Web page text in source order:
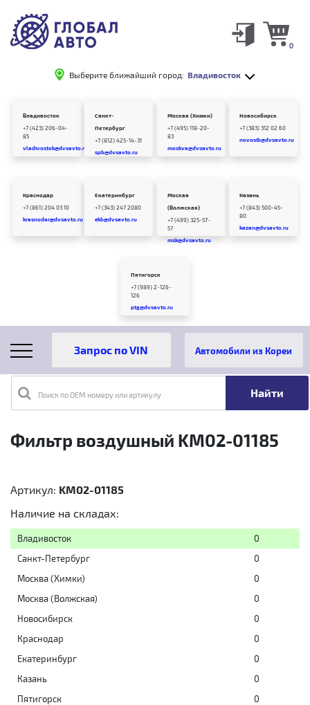
Выберите ближайший город: Владивосток
0
Владивосток
+7 (423) 206-04-
85
vladivostok@dvsavto.ru
Санкт-
Петербург
+7 (812) 425-14-31
spb@dvsavto.ru
Москва (Химки)
+7 (495) 118-20-
83
moskva@dvsavto.ru
Новосибирск
+7 (383) 312 02 60
novosib@dvsavto.ru
Краснодар
+7 (861) 204 03 10
krasnodar@dvsavto.ru
Екатеринбург
+7 (343) 247 2080
ekb@dvsavto.ru
Москва
(Волжская)
+7 (499) 325-57-
57
msk@dvsavto.ru
Казань
+7 (843) 500-45-
80
kazan@dvsavto.ru
Пятигорск
+7 (989) 2-126-
126
ptg@dvsavto.ru
Поиск по OEM номеру или артикулу
Автомобили из Кореи
Главная Каталог товаров Фильтр воздушный KM02-01185
Фильтр воздушный KM02-01185
Артикул: KM02-01185
Наличие на складах:
Владивосток
0
Санкт-Петербург
0
Москва (Химки)
0
Москва (Волжская)
0
Новосибирск
0
Краснодар
0
Екатеринбург
0
Казань
0
Пятигорск
0